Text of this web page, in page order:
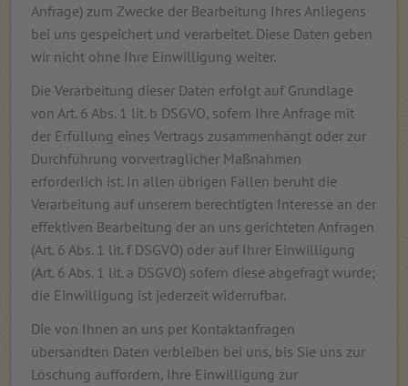
Anfrage) zum Zwecke der Bearbeitung Ihres Anliegens
bei uns gespeichert und verarbeitet. Diese Daten geben
wir nicht ohne Ihre Einwilligung weiter.
Die Verarbeitung dieser Daten erfolgt auf Grundlage
von Art. 6 Abs. 1 lit. b DSGVO, sofern Ihre Anfrage mit
der Erfüllung eines Vertrags zusammenhängt oder zur
Durchführung vorvertraglicher Maßnahmen
erforderlich ist. In allen übrigen Fällen beruht die
Verarbeitung auf unserem berechtigten Interesse an der
effektiven Bearbeitung der an uns gerichteten Anfragen
(Art. 6 Abs. 1 lit. f DSGVO) oder auf Ihrer Einwilligung
(Art. 6 Abs. 1 lit. a DSGVO) sofern diese abgefragt wurde;
die Einwilligung ist jederzeit widerrufbar.
Die von Ihnen an uns per Kontaktanfragen
übersandten Daten verbleiben bei uns, bis Sie uns zur
Löschung auffordern, Ihre Einwilligung zur